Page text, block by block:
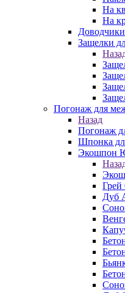
На
На
Доводчики
Защелки
Погонаж для
Назад
Погонаж
Шпонка
Экошпон
Грей
Дуб